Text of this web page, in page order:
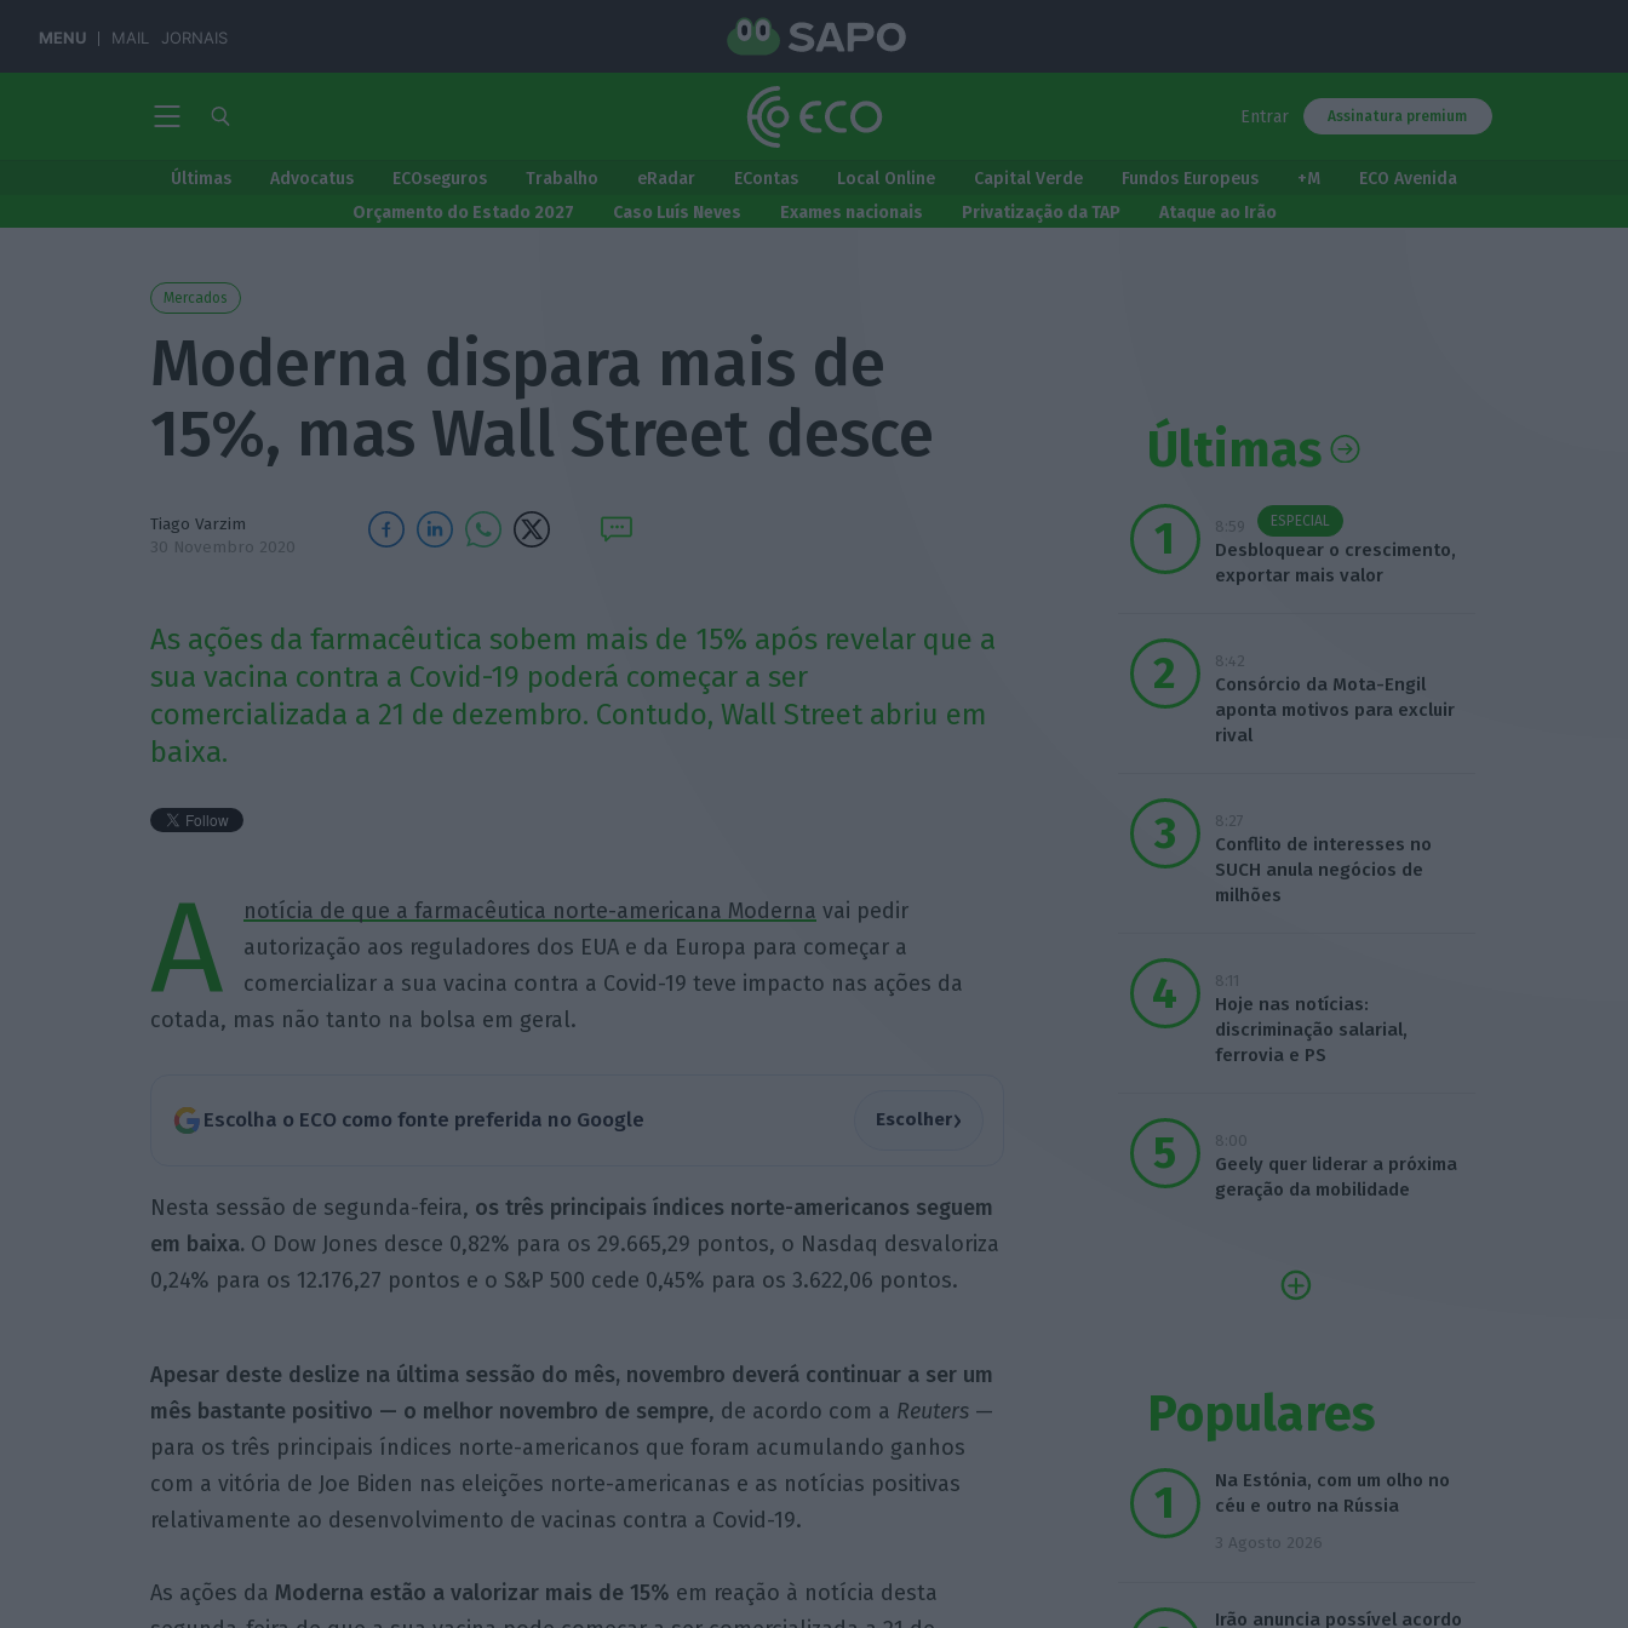
MENU MAIL JORNAIS
Entrar Assinatura premium
Últimas Advocatus ECOseguros Trabalho eRadar EContas Local Online Capital Verde Fundos Europeus +M
ECO Avenida
Orçamento do Estado 2027
Caso Luís Neves Exames nacionais Privatização da TAP Ataque ao Irão
Mercados
Moderna dispara mais de
15%, mas Wall Street desce
Tiago Varzim
30 Novembro 2020
As ações da farmacêutica sobem mais de 15% após revelar que a
sua vacina contra a Covid-19 poderá começar a ser
comercializada a 21 de dezembro. Contudo, Wall Street abriu em
baixa.
A notícia de que a farmacêutica norte-americana Moderna vai pedir
autorização aos reguladores dos EUA e da Europa para começar a
comercializar a sua vacina contra a Covid-19 teve impacto nas ações da
cotada, mas não tanto na bolsa em geral.
Escolha o ECO como fonte preferida no Google Escolher›
Nesta sessão de segunda-feira, os três principais índices norte-americanos seguem
em baixa. O Dow Jones desce 0,82% para os 29.665,29 pontos, o Nasdaq desvaloriza
0,24% para os 12.176,27 pontos e o S&P 500 cede 0,45% para os 3.622,06 pontos.
Apesar deste deslize na última sessão do mês, novembro deverá continuar a ser um
mês bastante positivo — o melhor novembro de sempre, de acordo com a Reuters—
para os três principais índices norte-americanos que foram acumulando ganhos
com a vitória de Joe Biden nas eleições norte-americanas e as notícias positivas
relativamente ao desenvolvimento de vacinas contra a Covid-19.
As ações da Moderna estão a valorizar mais de 15% em reação à notícia desta
Últimas
8:59 ESPECIAL
Desbloquear o crescimento,
exportar mais valor
8:42
Consórcio da Mota-Engil
aponta motivos para excluir
rival
8:27
Conflito de interesses no
SUCH anula negócios de
milhões
8:11
Hoje nas notícias:
discriminação salarial,
ferrovia e PS
8:00
Geely quer liderar a próxima
geração da mobilidade
Populares
Na Estónia, com um olho no
céu e outro na Rússia
3 Agosto 2026
Irão anuncia possível acordo